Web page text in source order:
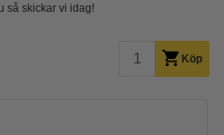
så skickar vi idag!
Köp